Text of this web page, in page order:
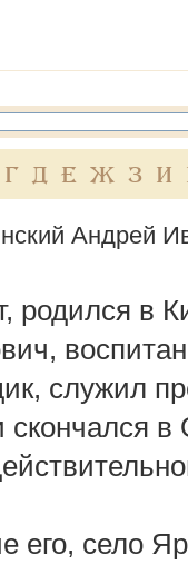
Г Д Е Ж З И
Андрей
родился в
служил
в
его, село